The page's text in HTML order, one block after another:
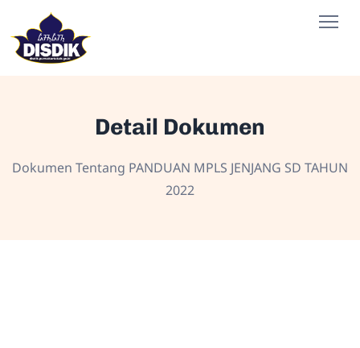
Detail Dokumen
Dokumen Tentang PANDUAN MPLS JENJANG SD TAHUN
2022